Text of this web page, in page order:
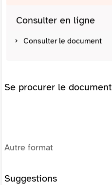
Consulter en ligne
Consulter le document
Se procurer le document
Autre format
Suggestions